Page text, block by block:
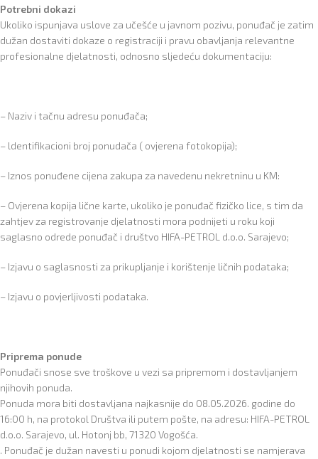
Potrebni dokazi
Ukoliko ispunjava uslove za učešće u javnom pozivu, ponuđač je zatim
dužan dostaviti dokaze o registraciji i pravu obavljanja relevantne
profesionalne djelatnosti, odnosno sljedeću dokumentaciju:
– Naziv i tačnu adresu ponuđača;
– ldentifikacioni broj ponudača ( ovjerena fotokopija);
– Iznos ponuđene cijena zakupa za navedenu nekretninu u KM:
– Ovjerena kopija lične karte, ukoliko je ponuđač fizičko lice, s tim da
zahtjev za registrovanje djelatnosti mora podnijeti u roku koji
saglasno odrede ponuđač i društvo HIFA-PETROL d.o.o. Sarajevo;
– Izjavu o saglasnosti za prikupljanje i korištenje ličnih podataka;
– Izjavu o povjerljivosti podataka.
Priprema ponude
Ponuđači snose sve troškove u vezi sa pripremom i dostavljanjem
njihovih ponuda.
Ponuda mora biti dostavljana najkasnije do 08.05.2026. godine do
16:00 h, na protokol Društva ili putem pošte, na adresu: HIFA-PETROL
d.o.o. Sarajevo, ul. Hotonj bb, 71320 Vogošća.
. Ponuđač je dužan navesti u ponudi kojom djelatnosti se namjerava